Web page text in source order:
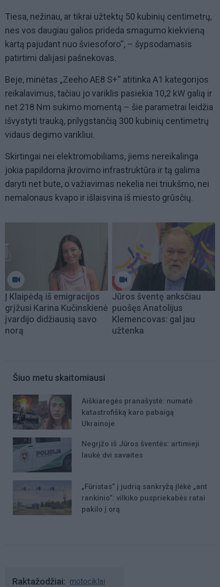
Tiesa, nežinau, ar tikrai užtektų 50 kubinių centimetrų,
nes vos daugiau galios prideda smagumo kiekvieną
kartą pajudant nuo šviesoforo“, – šypsodamasis
patirtimi dalijasi pašnekovas.
Beje, minėtas „Zeeho AE8 S+“ atitinka A1 kategorijos
reikalavimus, tačiau jo variklis pasiekia 10,2 kW galią ir
net 218 Nm sukimo momentą – šie parametrai leidžia
išvystyti trauką, prilygstančią 300 kubinių centimetrų
vidaus degimo varikliui.
Skirtingai nei elektromobiliams, jiems nereikalinga
jokia papildoma įkrovimo infrastruktūra ir tą galima
daryti net bute, o važiavimas nekelia nei triukšmo, nei
nemalonaus kvapo ir išlaisvina iš miesto grūsčių.
Į Klaipėdą iš emigracijos
grįžusi Karina Kučinskienė
įvardijo didžiausią savo
norą
Jūros šventę anksčiau
puošęs Anatolijus
Klemencovas: gal jau
užtenka
Šiuo metu skaitomiausi
Aiškiaregės pranašystė: numatė
katastrofišką karo pabaigą
Ukrainoje
Negrįžo iš Jūros šventės: artimieji
laukė dvi savaites
„Fūristas“ į judrią sankryžą įlėkė „ant
rankinio“: vilkiko puspriekabės ratai
pakilo į orą
Raktažodžiai motociklai